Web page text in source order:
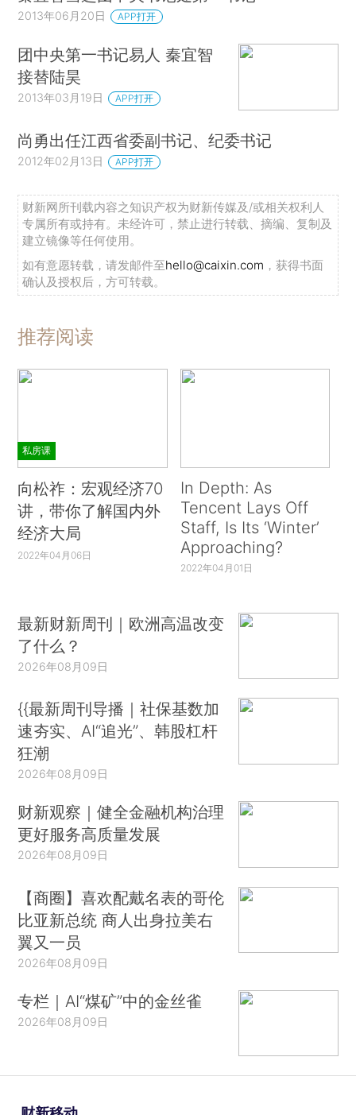
2013年06月20日 APP打开
团中央第一书记易人 秦宜智
接替陆昊
2013年03月19日 APP打开
尚勇出任江西省委副书记、纪委书记
2012年02月13日 APP打开
财新网所刊载内容之知识产权为财新传媒及/或相关权利人
专属所有或持有。未经许可，禁止进行转载、摘编、复制及
建立镜像等任何使用。
如有意愿转载，请发邮件至hello@caixin.com ，获得书面
确认及授权后，方可转载。
推荐阅读
私房课
向松祚：宏观经济70
讲，带你了解国内外
经济大局
2022年04月06日
In Depth: As
Tencent Lays Off
Staff, Is Its ‘Winter’
Approaching?
2022年04月01日
最新财新周刊｜欧洲高温改变
了什么？
2026年08月09日
{{最新周刊导播｜社保基数加
速夯实、AI“追光”、韩股杠杆
狂潮
2026年08月09日
财新观察｜健全金融机构治理
更好服务高质量发展
2026年08月09日
【商圈】喜欢配戴名表的哥伦
比亚新总统 商人出身拉美右
翼又一员
2026年08月09日
专栏｜AI“煤矿”中的金丝雀
2026年08月09日